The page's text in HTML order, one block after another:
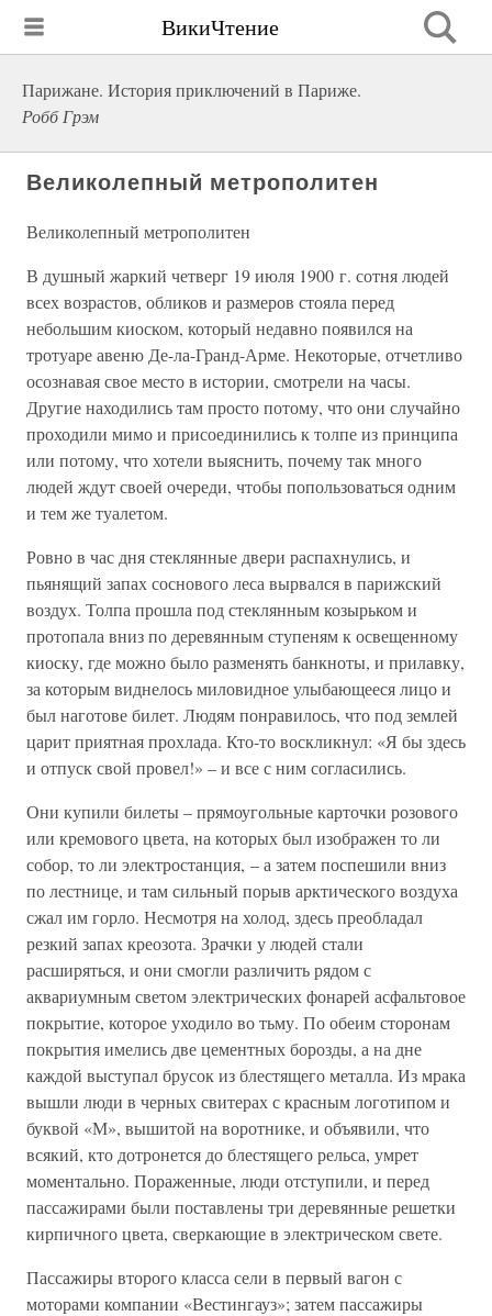
ВикиЧтение
Парижане. История приключений в Париже.
Робб Грэм
Великолепный метрополитен
Великолепный метрополитен
В душный жаркий четверг 19 июля 1900 г. сотня людей
всех возрастов, обликов и размеров стояла перед
небольшим киоском, который недавно появился на
тротуаре авеню Де-ла-Гранд-Арме. Некоторые, отчетливо
осознавая свое место в истории, смотрели на часы.
Другие находились там просто потому, что они случайно
проходили мимо и присоединились к толпе из принципа
или потому, что хотели выяснить, почему так много
людей ждут своей очереди, чтобы попользоваться одним
и тем же туалетом.
Ровно в час дня стеклянные двери распахнулись, и
пьянящий запах соснового леса вырвался в парижский
воздух. Толпа прошла под стеклянным козырьком и
протопала вниз по деревянным ступеням к освещенному
киоску, где можно было разменять банкноты, и прилавку,
за которым виднелось миловидное улыбающееся лицо и
был наготове билет. Людям понравилось, что под землей
царит приятная прохлада. Кто-то воскликнул: «Я бы здесь
и отпуск свой провел!» – и все с ним согласились.
Они купили билеты – прямоугольные карточки розового
или кремового цвета, на которых был изображен то ли
собор, то ли электростанция, – а затем поспешили вниз
по лестнице, и там сильный порыв арктического воздуха
сжал им горло. Несмотря на холод, здесь преобладал
резкий запах креозота. Зрачки у людей стали
расширяться, и они смогли различить рядом с
аквариумным светом электрических фонарей асфальтовое
покрытие, которое уходило во тьму. По обеим сторонам
покрытия имелись две цементных борозды, а на дне
каждой выступал брусок из блестящего металла. Из мрака
вышли люди в черных свитерах с красным логотипом и
буквой «М», вышитой на воротнике, и объявили, что
всякий, кто дотронется до блестящего рельса, умрет
моментально. Пораженные, люди отступили, и перед
пассажирами были поставлены три деревянные решетки
кирпичного цвета, сверкающие в электрическом свете.
Пассажиры второго класса сели в первый вагон с
моторами компании «Вестингауз»; затем пассажиры